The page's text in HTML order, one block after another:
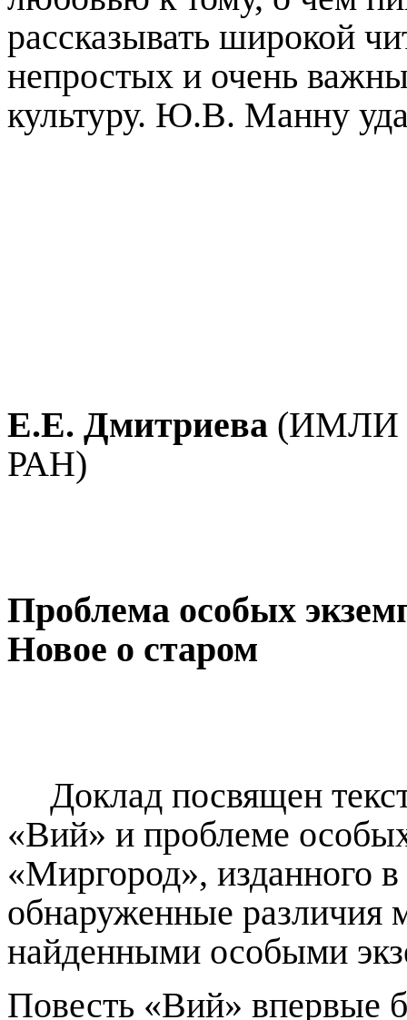
рассказывать широкой
непростых и очень
культуру. Ю.В. Манну
Е.Е. Дмитриева (ИМЛИ
РАН)
Проблема особых
Новое о старом
Доклад посвящен
«Вий» и проблеме
«Миргород», изданного
обнаруженные
найденными особыми
Повесть «Вий» впервые